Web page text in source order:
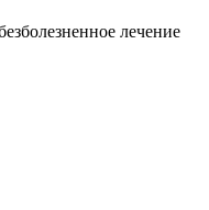
лечение